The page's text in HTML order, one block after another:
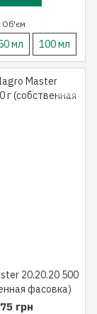
Об'єм
мл 100 мл
20.20.20 500
фасовка)
грн